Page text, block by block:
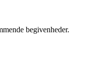
begivenheder.